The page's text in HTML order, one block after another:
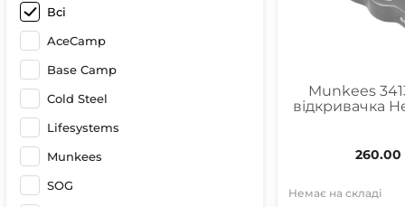
Чохли
Всі
AceCamp
Base Camp
Cold Steel
Lifesystems
Munkees
SOG
Munkees
відкривачка
260.00
Немає на складі